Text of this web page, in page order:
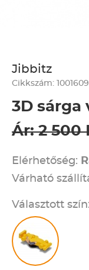
Jibbitz
Cikkszám:
3D sárga
Ár: 2 500
Elérhetőség:
Várható
Választott szín: